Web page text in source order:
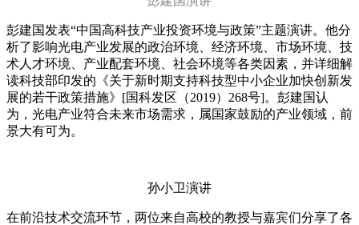
彭建国发表“中国高科技产业投资环境与政策”主题演讲。他分
析了影响光电产业发展的政治环境、经济环境、市场环境、技
术人才环境、产业配套环境、社会环境等各类因素，并详细解
读科技部印发的《关于新时期支持科技型中小企业加快创新发
展的若干政策措施》[国科发区（2019）268号]。彭建国认
为，光电产业符合未来市场需求，属国家鼓励的产业领域，前
景大有可为。
孙小卫演讲
在前沿技术交流环节，两位来自高校的教授与嘉宾们分享了各